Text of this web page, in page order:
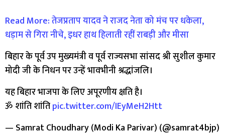
Read More: तेजप्रताप यादव ने राजद नेता को मंच पर धकेला,
धड़ाम से गिरा नीचे, इधर हाथ हिलाती रहीं राबड़ी और मीसा
बिहार के पूर्व उप मुख्यमंत्री व पूर्व राज्यसभा सांसद श्री सुशील कुमार
मोदी जी के निधन पर उन्हें भावभीनी श्रद्धांजलि।
यह बिहार भाजपा के लिए अपूरणीय क्षति है।
ॐ शांति शांतिpic.twitter.com/IEyMeH2Htt
— Samrat Choudhary (Modi Ka Parivar) (@samrat4bjp)